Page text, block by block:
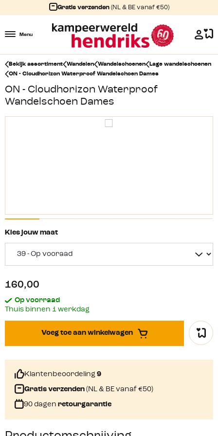
Gratis verzenden (NL & BE vanaf €50)
Menu
Bekijk assortiment Wandelen Wandelschoenen
Lage wandelschoenen
ON - Cloudhorizon Waterproof Wandelschoen Dames
ON - Cloudhorizon Waterproof
Wandelschoen Dames
Kies jouw maat
160,00
Op voorraad
Thuis binnen 1 werkdag
Voeg toe aan winkelwagen
Klantenbeoordeling 9
Gratis verzenden (NL & BE vanaf €50)
90 dagen retourgarantie